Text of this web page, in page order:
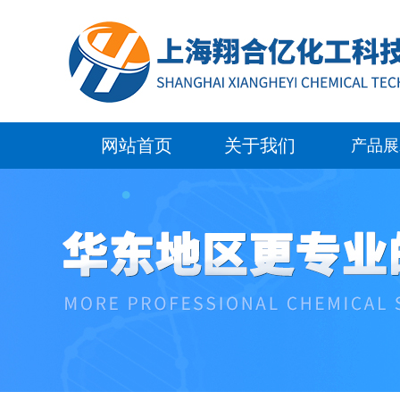
网站首页 关于我们 产品